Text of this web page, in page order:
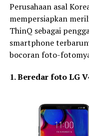
Perusahaan asal
mempersiapkan
ThinQ sebagai
smartphone
bocoran foto-
1. Beredar foto LG